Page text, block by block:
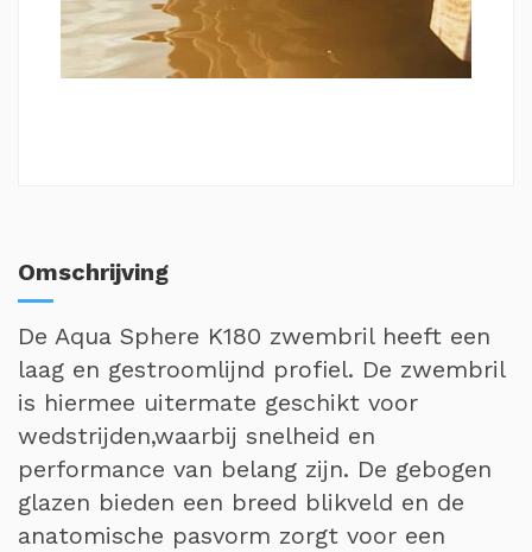
Omschrijving
De Aqua Sphere K180 zwembril heeft een
laag en gestroomlijnd profiel. De zwembril
is hiermee uitermate geschikt voor
wedstrijden,waarbij snelheid en
performance van belang zijn. De gebogen
glazen bieden een breed blikveld en de
anatomische pasvorm zorgt voor een